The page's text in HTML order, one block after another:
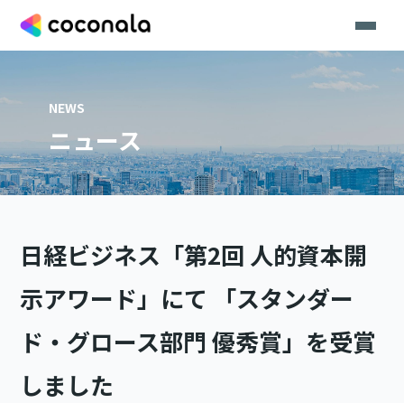
NEWS
ニュース
日経ビジネス「第2回 人的資本開
示アワード」にて 「スタンダー
ド・グロース部門 優秀賞」を受賞
しました